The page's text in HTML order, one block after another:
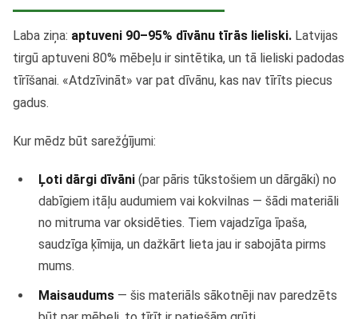
Laba ziņa: aptuveni 90–95% dīvānu tīrās lieliski. Latvijas
tirgū aptuveni 80% mēbeļu ir sintētika, un tā lieliski padodas
tīrīšanai. «Atdzīvināt» var pat dīvānu, kas nav tīrīts piecus
gadus.
Kur mēdz būt sarežģījumi:
Ļoti dārgi dīvāni (par pāris tūkstošiem un dārgāki) no
dabīgiem itāļu audumiem vai kokvilnas — šādi materiāli
no mitruma var oksidēties. Tiem vajadzīga īpaša,
saudzīga ķīmija, un dažkārt lieta jau ir sabojāta pirms
mums.
Maisaudums — šis materiāls sākotnēji nav paredzēts